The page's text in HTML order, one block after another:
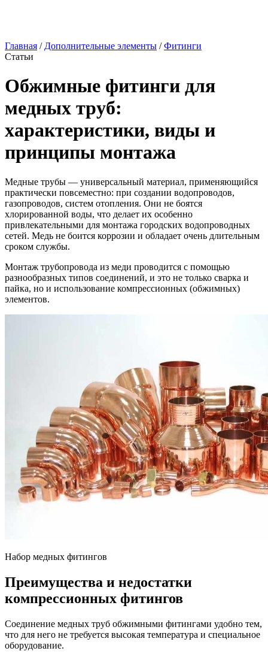
Главная / Дополнительные элементы /Фитинги
Статьи
Обжимные фитинги для
медных труб:
характеристики, виды и
принципы монтажа
Медные трубы — универсальный материал, применяющийся
практически повсеместно: при создании водопроводов,
газопроводов, систем отопления. Они не боятся
хлорированной воды, что делает их особенно
привлекательными для монтажа городских водопроводных
сетей. Медь не боится коррозии и обладает очень длительным
сроком службы.
Монтаж трубопровода из меди проводится с помощью
разнообразных типов соединений, и это не только сварка и
пайка, но и использование компрессионных (обжимных)
элементов.
Набор медных фитингов
Преимущества и недостатки
компрессионных фитингов
Соединение медных труб обжимными фитингами удобно тем,
что для него не требуется высокая температура и специальное
оборудование.